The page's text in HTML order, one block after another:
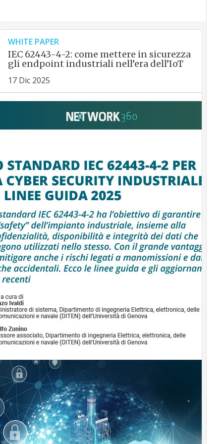
WHITE PAPER
IEC 62443-4-2: come mettere in sicurezza
gli endpoint industriali nell’era dell’IoT
17 Dic 2025